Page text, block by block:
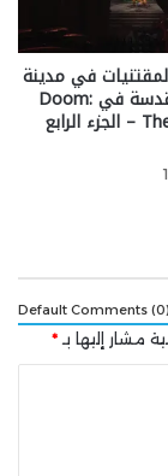
في مدينة
Aratum المقدسة في Doom:
The Dark Ages – الجزء الرابع
Default Comments (0)
مشار إليها بـ*